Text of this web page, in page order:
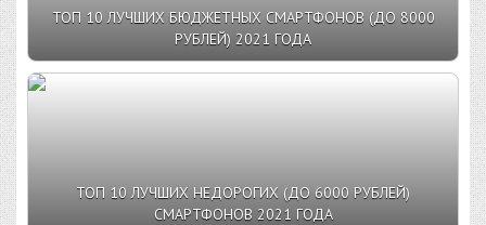
ТОП 10 ЛУЧШИХ БЮДЖЕТНЫХ СМАРТФОНОВ (ДО 8000
РУБЛЕЙ) 2021 ГОДА
ТОП 10 ЛУЧШИХ НЕДОРОГИХ (ДО 6000 РУБЛЕЙ)
СМАРТФОНОВ 2021 ГОДА